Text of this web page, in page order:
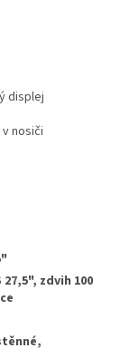
displej
v nosiči
27,5", zdvih 100